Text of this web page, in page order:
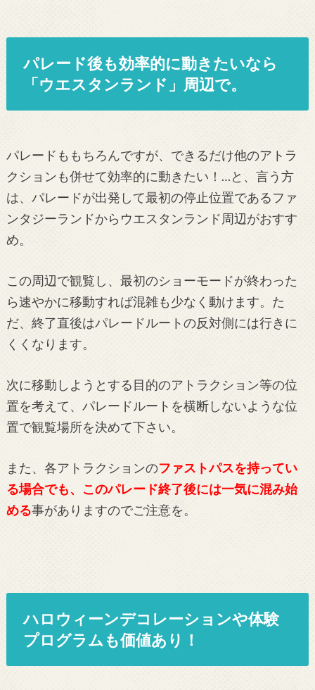
パレード後も効率的に動きたいなら
「ウエスタンランド」周辺で。
パレードももちろんですが、できるだけ他のアトラ
クションも併せて効率的に動きたい！…と、言う方
は、パレードが出発して最初の停止位置であるファ
ンタジーランドからウエスタンランド周辺がおすす
め。
この周辺で観覧し、最初のショーモードが終わった
ら速やかに移動すれば混雑も少なく動けます。た
だ、終了直後はパレードルートの反対側には行きに
くくなります。
次に移動しようとする目的のアトラクション等の位
置を考えて、パレードルートを横断しないような位
置で観覧場所を決めて下さい。
また、各アトラクションのファストパスを持ってい
る場合でも、このパレード終了後には一気に混み始
める事がありますのでご注意を。
ハロウィーンデコレーションや体験
プログラムも価値あり！